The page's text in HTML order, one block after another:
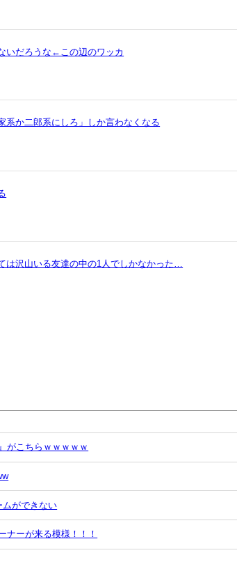
いだろうな←この辺のワッカ
系か二郎系にしろ」しか言わなくなる
は沢山いる友達の中の1人でしかなかった…
がこちらｗｗｗｗｗ
ムができない
ナーが来る模様！！！